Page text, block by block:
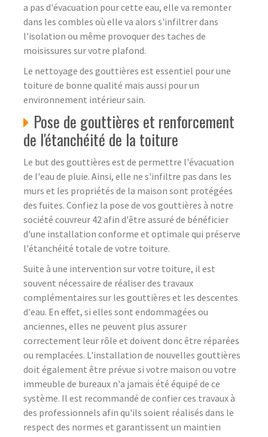
a pas d'évacuation pour cette eau, elle va remonter
dans les combles où elle va alors s'infiltrer dans
l'isolation ou même provoquer des taches de
moisissures sur votre plafond.
Le nettoyage des gouttières est essentiel pour une
toiture de bonne qualité mais aussi pour un
environnement intérieur sain.
Pose de gouttières et renforcement
de l'étanchéité de la toiture
Le but des gouttières est de permettre l'évacuation
de l'eau de pluie. Ainsi, elle ne s'infiltre pas dans les
murs et les propriétés de la maison sont protégées
des fuites. Confiez la pose de vos gouttières à notre
société couvreur 42 afin d'être assuré de bénéficier
d'une installation conforme et optimale qui préserve
l'étanchéité totale de votre toiture.
Suite à une intervention sur votre toiture, il est
souvent nécessaire de réaliser des travaux
complémentaires sur les gouttières et les descentes
d'eau. En effet, si elles sont endommagées ou
anciennes, elles ne peuvent plus assurer
correctement leur rôle et doivent donc être réparées
ou remplacées. L'installation de nouvelles gouttières
doit également être prévue si votre maison ou votre
immeuble de bureaux n'a jamais été équipé de ce
système. Il est recommandé de confier ces travaux à
des professionnels afin qu'ils soient réalisés dans le
respect des normes et garantissent un maintien